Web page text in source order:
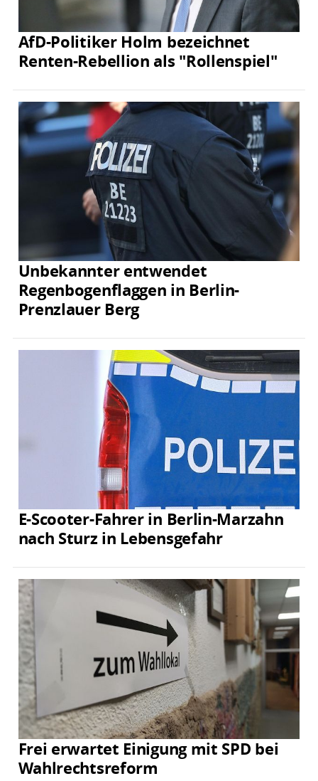
AfD-Politiker Holm bezeichnet
Renten-Rebellion als "Rollenspiel"
Unbekannter entwendet
Regenbogenflaggen in Berlin-
Prenzlauer Berg
E-Scooter-Fahrer in Berlin-Marzahn
nach Sturz in Lebensgefahr
Frei erwartet Einigung mit SPD bei
Wahlrechtsreform